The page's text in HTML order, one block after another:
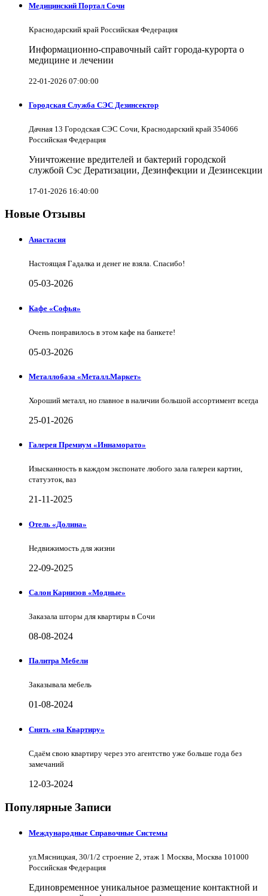
Медицинский Портал Сочи
Краснодарский край Российская Федерация
Информационно-справочный сайт города-курорта о
медицине и лечении
22-01-2026 07:00:00
Городская Служба СЭС Дезинсектор
Дачная 13 Городская СЭС Сочи, Краснодарский край 354066
Российская Федерация
Уничтожение вредителей и бактерий городской
службой Сэс Дератизации, Дезинфекции и Дезинсекции
17-01-2026 16:40:00
Новые Отзывы
Анастасия
Настоящая Гадалка и денег не взяла. Спасибо!
05-03-2026
Кафе «Софья»
Очень понравилось в этом кафе на банкете!
05-03-2026
Металлобаза «Металл.Маркет»
Хороший металл, но главное в наличии большой ассортимент всегда
25-01-2026
Галерея Премиум «Иннаморато»
Изысканность в каждом экспонате любого зала галереи картин,
статуэток, ваз
21-11-2025
Отель «Долина»
Недвижимость для жизни
22-09-2025
Салон Карнизов «Модные»
Заказала шторы для квартиры в Сочи
08-08-2024
Палитра Мебели
Заказывала мебель
01-08-2024
Снять «на Квартиру»
Сдаём свою квартиру через это агентство уже больше года без
замечаний
12-03-2024
Популярные Записи
Международные Справочные Системы
ул.Мясницкая, 30/1/2 строение 2, этаж 1 Москва, Москва 101000
Российская Федерация
Единовременное уникальное размещение контактной и